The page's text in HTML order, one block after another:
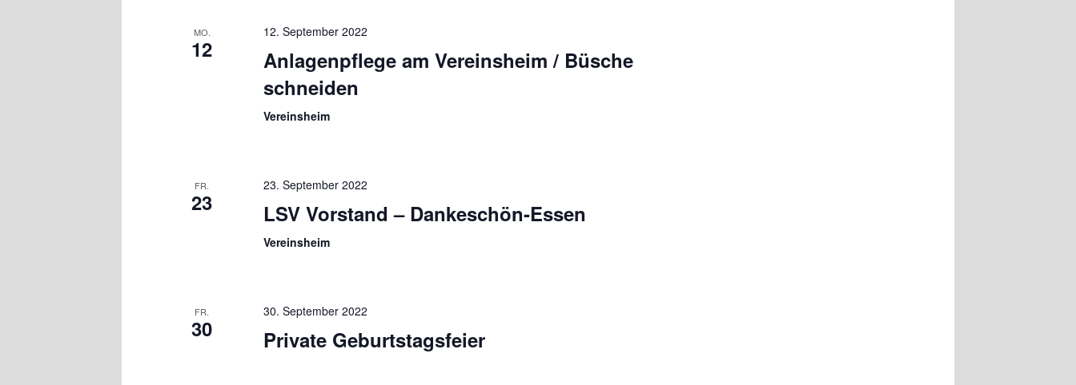
MO.
12
12. September 2022
Anlagenpflege am Vereinsheim / Büsche
schneiden
Vereinsheim
FR.
23
23. September 2022
LSV Vorstand – Dankeschön-Essen
Vereinsheim
FR.
30
30. September 2022
Private Geburtstagsfeier